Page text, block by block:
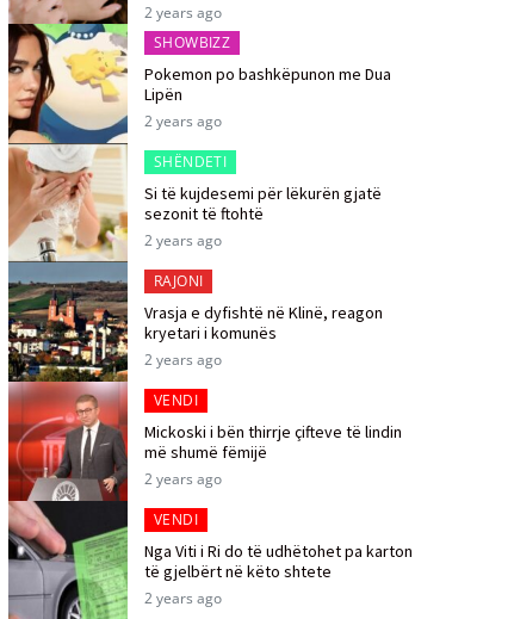
2 years ago
SHOWBIZZ
Pokemon po bashkëpunon me Dua
Lipën
2 years ago
SHËNDETI
Si të kujdesemi për lëkurën gjatë
sezonit të ftohtë
2 years ago
RAJONI
Vrasja e dyfishtë në Klinë, reagon
kryetari i komunës
2 years ago
VENDI
Mickoski i bën thirrje çifteve të lindin
më shumë fëmijë
2 years ago
VENDI
Nga Viti i Ri do të udhëtohet pa karton
të gjelbërt në këto shtete
2 years ago